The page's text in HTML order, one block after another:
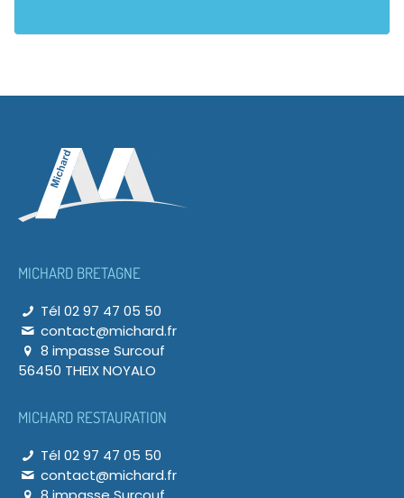
MICHARD BRETAGNE
Tél 02 97 47 05 50
contact@michard.fr
8 impasse Surcouf
56450 THEIX NOYALO
MICHARD RESTAURATION
Tél 02 97 47 05 50
contact@michard.fr